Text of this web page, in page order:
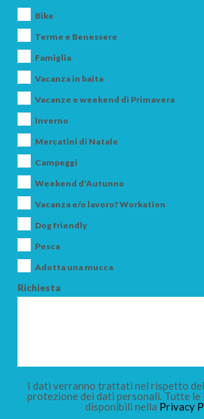
Bike
Terme e Benessere
Famiglia
Vacanza in baita
Vacanze e weekend di Primavera
Inverno
Mercatini di Natale
Campeggi
Weekend d'Autunno
Vacanza e/o lavoro? Workation
Dog friendly
Pesca
Adotta una mucca
Richiesta
I dati verranno trattati nel rispetto
protezione dei dati personali. Tutte
disponibili nella Privacy